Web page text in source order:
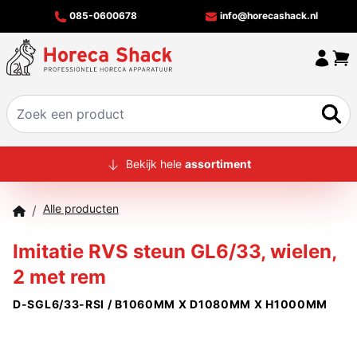
085-0600678 info@horecashack.nl
HOME
MERKEN
CONTACT
Bekijk hele assortiment
/ Alle producten
Imitatie RVS steun GL6/33, wielen,
2 met rem
D-SGL6/33-RSI / B1060MM X D1080MM X H1000MM